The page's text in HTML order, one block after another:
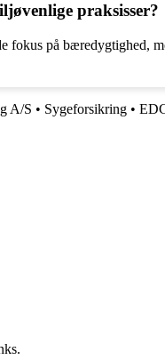
praksisser?
på bæredygtighed,
A/S • Sygeforsikring •